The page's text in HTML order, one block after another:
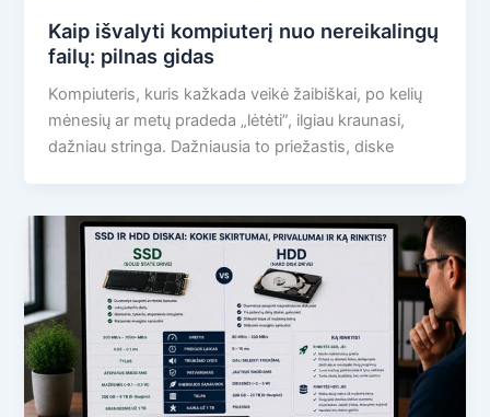
Kaip išvalyti kompiuterį nuo nereikalingų
failų: pilnas gidas
Kompiuteris, kuris kažkada veikė žaibiškai, po kelių
mėnesių ar metų pradeda „lėtėti”, ilgiau kraunasi,
dažniau stringa. Dažniausia to priežastis, diske